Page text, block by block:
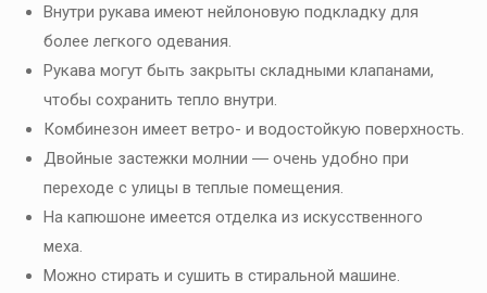
Внутри рукава имеют нейлоновую подкладку для
более легкого одевания.
Рукава могут быть закрыты складными клапанами,
чтобы сохранить тепло внутри.
Комбинезон имеет ветро- и водостойкую поверхность.
Двойные застежки молнии ― очень удобно при
переходе с улицы в теплые помещения.
На капюшоне имеется отделка из искусственного
меха.
Можно стирать и сушить в стиральной машине.